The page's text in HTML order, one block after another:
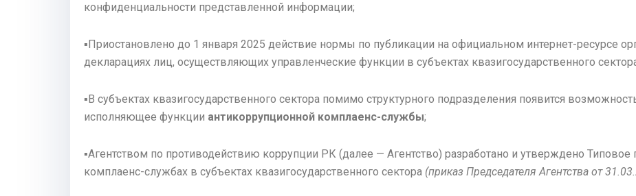
конфиденциальности представленной информации;
▪️Приостановлено до 1 января 2025 действие нормы по публикации на официальном интернет-ресурсе
декларациях лиц, осуществляющих управленческие функции в субъектах квазигосударственного
▪️В субъектах квазигосударственного сектора помимо структурного подразделения появится
исполняющее функции антикоррупционной комплаенс-службы;
▪️Агентством по противодействию коррупции РК (далее — Агентство) разработано и утверждено
комплаенс-службах в субъектах квазигосударственного сектора (приказ Председателя Агентства от